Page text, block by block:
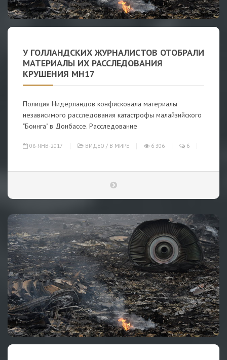
У ГОЛЛАНДСКИХ ЖУРНАЛИСТОВ ОТОБРАЛИ
МАТЕРИАЛЫ ИХ РАССЛЕДОВАНИЯ
КРУШЕНИЯ MH17
Полиция Нидерландов конфисковала материалы
независимого расследования катастрофы малайзийского
"Боинга" в Донбассе. Расследование
08-ЯНВ-2017 ВИДЕО / В МИРЕ 6 306 6